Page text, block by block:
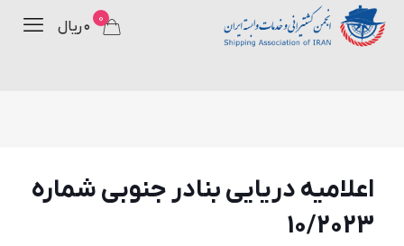
0 ۰ ریال
اعلاميه دريايي بنادر جنوبي شماره
10/2023